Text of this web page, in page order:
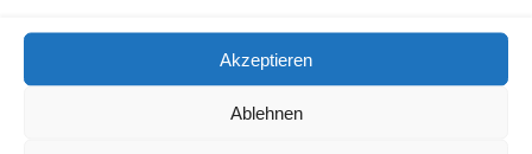
Akzeptieren
Ablehnen
Tischdecke
130x130cm